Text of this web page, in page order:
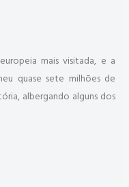
mais visitada, e a
quase sete milhões de
albergando alguns dos